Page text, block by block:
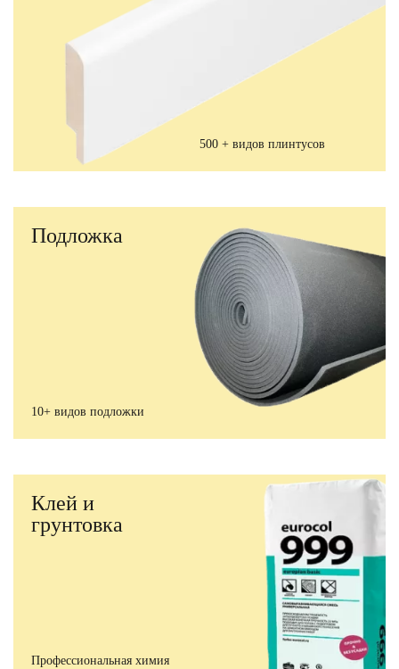
500 + видов плинтусов
Подложка
10+ видов подложки
Клей и
грунтовка
Профессиональная химия